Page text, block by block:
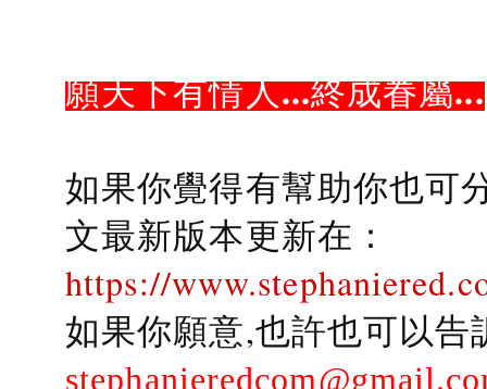
願天下有情人...終成眷屬...
如果你覺得有幫助你也可
文最新版本更新在：
https://
如果你願意,也許也可以